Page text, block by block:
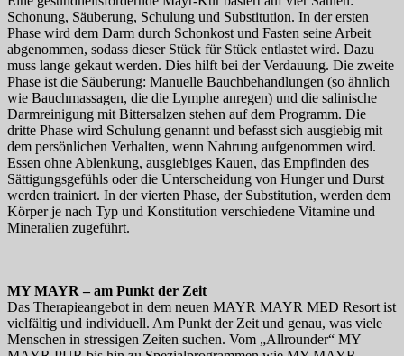
Schonung, Säuberung, Schulung und Substitution. In der ersten
Phase wird dem Darm durch Schonkost und Fasten seine Arbeit
abgenommen, sodass dieser Stück für Stück entlastet wird. Dazu
muss lange gekaut werden. Dies hilft bei der Verdauung. Die zweite
Phase ist die Säuberung: Manuelle Bauchbehandlungen (so ähnlich
wie Bauchmassagen, die die Lymphe anregen) und die salinische
Darmreinigung mit Bittersalzen stehen auf dem Programm. Die
dritte Phase wird Schulung genannt und befasst sich ausgiebig mit
dem persönlichen Verhalten, wenn Nahrung aufgenommen wird.
Essen ohne Ablenkung, ausgiebiges Kauen, das Empfinden des
Sättigungsgefühls oder die Unterscheidung von Hunger und Durst
werden trainiert. In der vierten Phase, der Substitution, werden dem
Körper je nach Typ und Konstitution verschiedene Vitamine und
Mineralien zugeführt.
MY MAYR – am Punkt der Zeit
Das Therapieangebot in dem neuen MAYR MAYR MED Resort ist
vielfältig und individuell. Am Punkt der Zeit und genau, was viele
Menschen in stressigen Zeiten suchen. Vom „Allrounder“ MY